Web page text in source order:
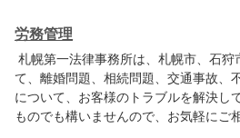
労務管理
札幌第一法律事務所は、札幌市、石
て、離婚問題、相続問題、交通事故、
について、お客様のトラブルを解決し
ものでも構いませんので、お気軽にご